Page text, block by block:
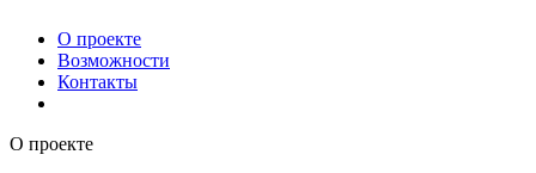
О проекте
Возможности
Контакты
О проекте